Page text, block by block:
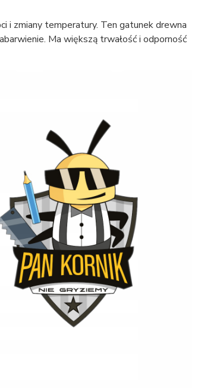
i zmiany temperatury. Ten gatunek drewna
Ma większą trwałość i odporność